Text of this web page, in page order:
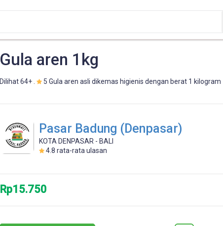
Gula aren 1kg
Dilihat 64+ . 5 Gula aren asli dikemas higienis dengan berat 1 kilogram
Pasar Badung (Denpasar)
KOTA DENPASAR - BALI
4.8 rata-rata ulasan
Rp15.750